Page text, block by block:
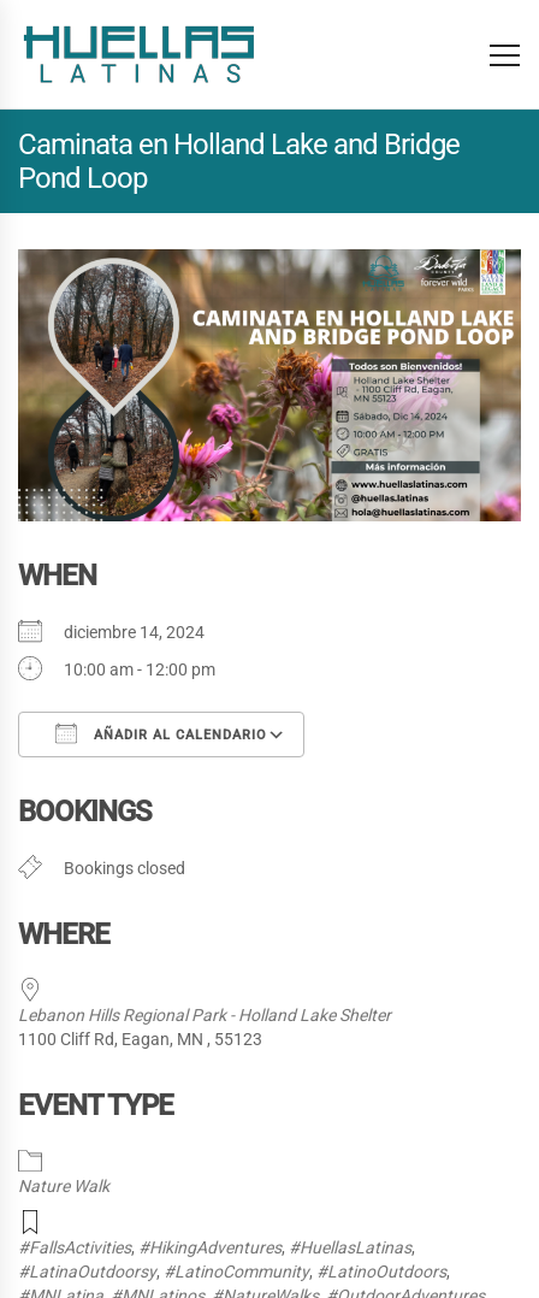
Caminata en Holland Lake and Bridge
Pond Loop
WHEN
diciembre 14, 2024
10:00 am - 12:00 pm
AÑADIR AL CALENDARIO
BOOKINGS
Bookings closed
WHERE
Lebanon Hills Regional Park - Holland Lake Shelter
1100 Cliff Rd, Eagan, MN , 55123
EVENT TYPE
Nature Walk
#FallsActivities, #HikingAdventures, #HuellasLatinas,
#LatinaOutdoorsy, #LatinoCommunity, #LatinoOutdoors,